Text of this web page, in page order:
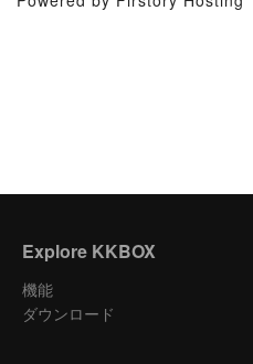
Explore KKBOX
機能
ダウンロード